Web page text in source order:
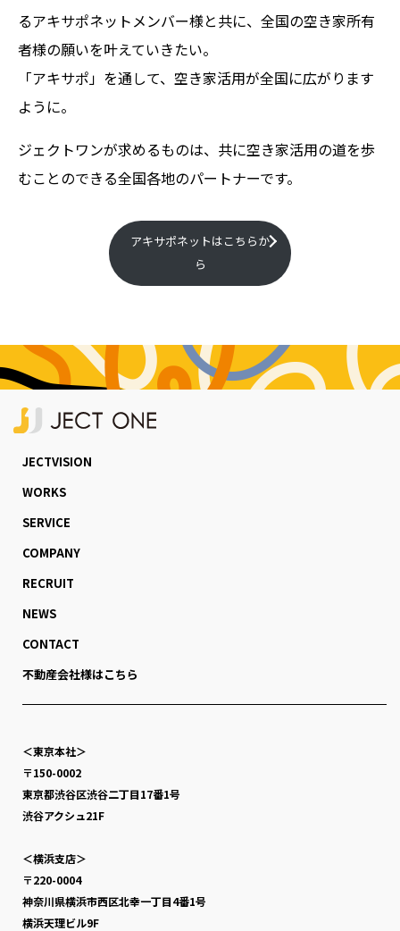
るアキサポネットメンバー様と共に、全国の空き家所有
者様の願いを叶えていきたい。
「アキサポ」を通して、空き家活用が全国に広がります
ように。
ジェクトワンが求めるものは、共に空き家活用の道を歩
むことのできる全国各地のパートナーです。
アキサポネットはこちらか
ら
JECTVISION
WORKS
SERVICE
COMPANY
RECRUIT
NEWS
CONTACT
不動産会社様はこちら
＜東京本社＞
〒150-0002
東京都渋谷区渋谷二丁目17番1号
渋谷アクシュ21F
＜横浜支店＞
〒220-0004
神奈川県横浜市西区北幸一丁目4番1号
横浜天理ビル9F